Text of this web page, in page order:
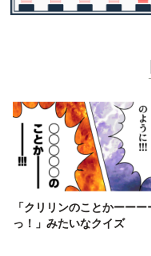
「クリリンのことかーーー
っ！」みたいなクイズ